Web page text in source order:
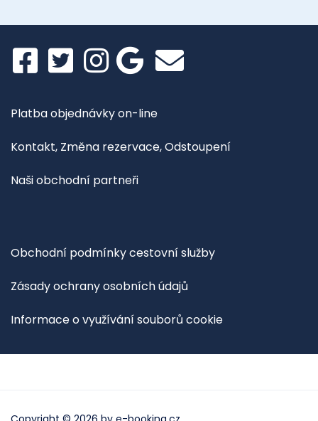
Platba objednávky on-line
Kontakt, Změna rezervace, Odstoupení
Naši obchodní partneři
Obchodní podmínky cestovní služby
Zásady ochrany osobních údajů
Informace o využívání souborů cookie